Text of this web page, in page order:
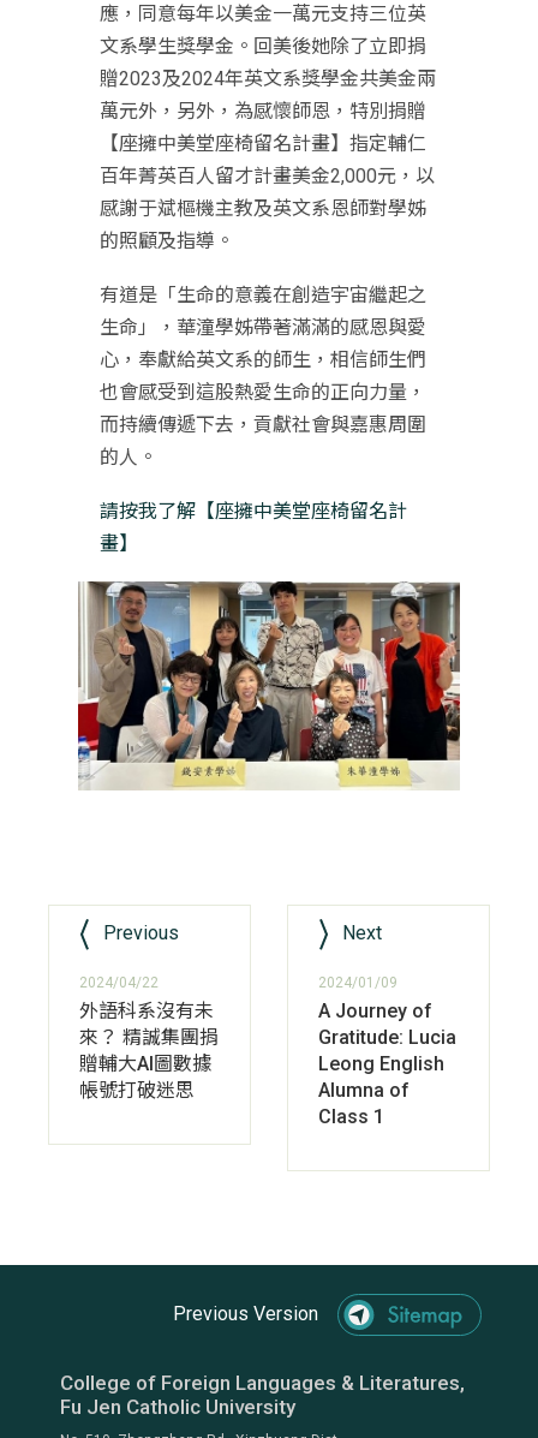
應，同意每年以美金一萬元支持三位英
文系學生獎學金。回美後她除了立即捐
贈2023及2024年英文系獎學金共美金兩
萬元外，另外，為感懷師恩，特別捐贈
【座擁中美堂座椅留名計畫】指定輔仁
百年菁英百人留才計畫美金2,000元，以
感謝于斌樞機主教及英文系恩師對學姊
的照顧及指導。
有道是「生命的意義在創造宇宙繼起之
生命」，華潼學姊帶著滿滿的感恩與愛
心，奉獻給英文系的師生，相信師生們
也會感受到這股熱愛生命的正向力量，
而持續傳遞下去，貢獻社會與嘉惠周圍
的人。
請按我了解【座擁中美堂座椅留名計
畫】
Previous
2024/04/22
外語科系沒有未
來？ 精誠集團捐
贈輔大AI圖數據
帳號打破迷思
Next
2024/01/09
A Journey of
Gratitude: Lucia
Leong English
Alumna of
Class 1
Previous Version
College of Foreign Languages & Literatures,
Fu Jen Catholic University